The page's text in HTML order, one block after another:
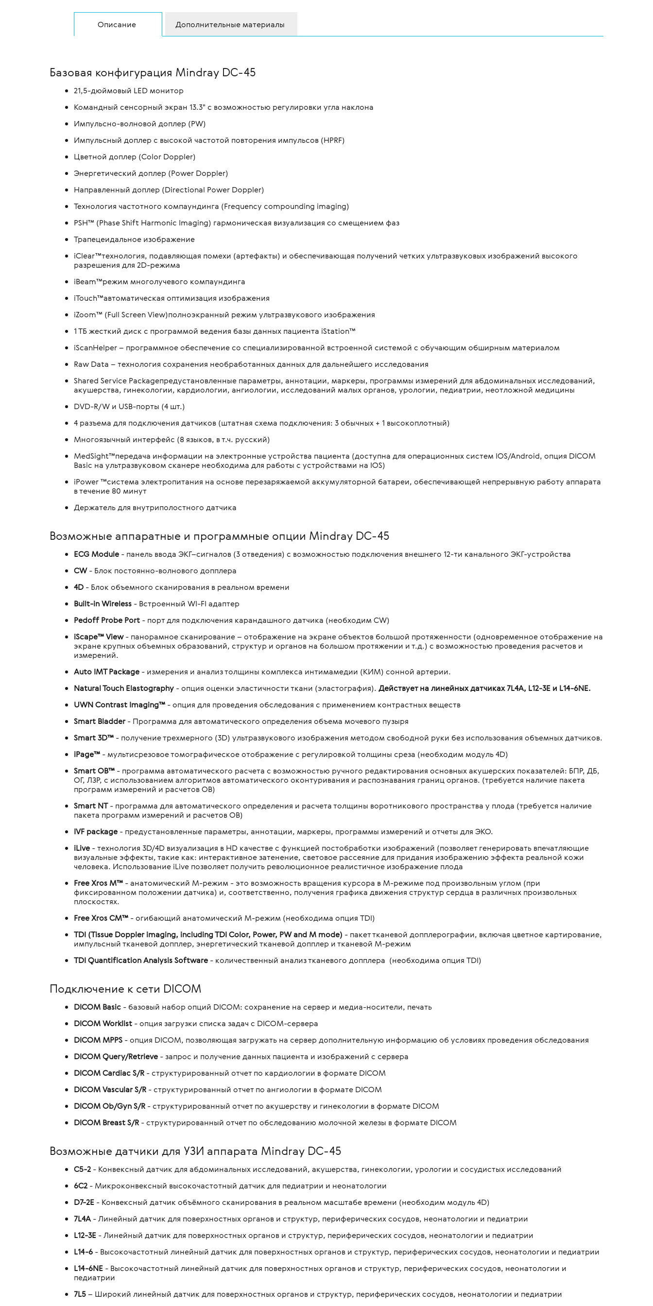
Описание Дополнительные материалы
Базовая конфигурация Mindray DC-45
21,5-дюймовый LED монитор
Командный сенсорный экран 13.3" с возможностью регулировки угла наклона
Импульсно-волновой доплер (PW)
Импульсный доплер с высокой частотой повторения импульсов (HPRF)
Цветной доплер (Color Doppler)
Энергетический доплер (Power Doppler)
Направленный доплер (Directional Power Doppler)
Технология частотного компаундинга (Frequency compounding imaging)
PSH™ (Phase Shift Harmonic Imaging) гармоническая визуализация со смещением фаз
Трапецеидальное изображение
iClear™технология, подавляющая помехи (артефакты) и обеспечивающая получений четких ультразвуковых изображений высокого
разрешения для 2D-режима
iBeam™режим многолучевого компаундинга
iTouch™автоматическая оптимизация изображения
iZoom™ (Full Screen View)полноэкранный режим ультразвукового изображения
1 ТБ жесткий диск с программой ведения базы данных пациента iStation™
iScanHelper – программное обеспечение со специализированной встроенной системой с обучающим обширным материалом
Raw Data – технология сохранения необработанных данных для дальнейшего исследования
Shared Service Packageпредустановленные параметры, аннотации, маркеры, программы измерений для абдоминальных исследований,
акушерства, гинекологии, кардиологии, ангиологии, исследований малых органов, урологии, педиатрии, неотложной медицины
DVD-R/W и USB-порты (4 шт.)
4 разъема для подключения датчиков (штатная схема подключения: 3 обычных + 1 высокоплотный)
Многоязычный интерфейс (8 языков, в т.ч. русский)
MedSight™передача информации на электронные устройства пациента (доступна для операционных систем IOS/Android, опция DICOM
Вasic на ультразвуковом сканере необходима для работы с устройствами на IOS)
iPower ™система электропитания на основе перезаряжаемой аккумуляторной батареи, обеспечивающей непрерывную работу аппарата
в течение 80 минут
Держатель для внутриполостного датчика
Возможные аппаратные и программные опции Mindray DC-45
ECG Module - панель ввода ЭКГ–сигналов (3 отведения) с возможностью подключения внешнего 12-ти канального ЭКГ-устройства
CW- Блок постоянно-волнового допплера
4D - Блок объемного сканирования в реальном времени
Built-in Wireless - Встроенный WI-FI адаптер
Pedoff Probe Port - порт для подключения карандашного датчика (необходим CW)
iScape™ View- панорамное сканирование – отображение на экране объектов большой протяженности (одновременное отображение на
экране крупных объемных образований, структур и органов на большом протяжении и т.д.) с возможностью проведения расчетов и
измерений.
Auto IMT Package - измерения и анализ толщины комплекса интимамедии (КИМ) сонной артерии.
Natural Touch Elastography - опция оценки эластичности ткани (эластография). Действует на линейных датчиках 7L4A, L12-3E и L14-6NE.
UWN Contrast Imaging™ - опция для проведения обследования с применением контрастных веществ
Smart Bladder- Программа для автоматического определения объема мочевого пузыря
Smart 3D™ - получение трехмерного (3D) ультразвукового изображения методом свободной руки без использования объемных датчиков.
iPage™ - мультисрезовое томографическое отображение с регулировкой толщины среза (необходим модуль 4D)
Smart OB™ - программа автоматического расчета с возможностью ручного редактирования основных акушерских показателей: БПР, ДБ,
ОГ, ЛЗР, с использованием алгоритмов автоматического оконтуривания и распознавания границ органов. (требуется наличие пакета
программ измерений и расчетов OB)
Smart NT- программа для автоматического определения и расчета толщины воротникового пространства у плода (требуется наличие
пакета программ измерений и расчетов OB)
IVF package - предустановленные параметры, аннотации, маркеры, программы измерений и отчеты для ЭКО.
iLive - технология 3D/4D визуализация в HD качестве с функцией постобработки изображений (позволяет генерировать впечатляющие
визуальные эффекты, такие как: интерактивное затенение, световое рассеяние для придания изображению эффекта реальной кожи
человека. Использование iLive позволяет получить революционное реалистичное изображение плода
Free Xros M™ - анатомический М-режим - это возможность вращения курсора в М-режиме под произвольным углом (при
фиксированном положении датчика) и, соответственно, получения графика движения структур сердца в различных произвольных
плоскостях.
Free Xros CM™ - огибающий анатомический М-режим (необходима опция TDI)
TDI (Tissue Doppler imaging, including TDI Color, Power, PW and M mode) - пакет тканевой допплерографии, включая цветное картирование,
импульсный тканевой допплер, энергетический тканевой допплер и тканевой М-режим
TDI Quantification Analysis Software - количественный анализ тканевого допплера (необходима опция TDI)
Подключение к сети DICOM
DICOM Basic - базовый набор опций DICOM: сохранение на сервер и медиа-носители, печать
DICOM Worklist - опция загрузки списка задач с DICOM-сервера
DICOM MPPS - опция DICOM, позволяющая загружать на сервер дополнительную информацию об условиях проведения обследования
DICOM Query/Retrieve - запрос и получение данных пациента и изображений с сервера
DICOM Cardiac S/R - структурированный отчет по кардиологии в формате DICOM
DICOM Vascular S/R - структурированный отчет по ангиологии в формате DICOM
DICOM Ob/Gyn S/R - структурированный отчет по акушерству и гинекологии в формате DICOM
DICOM Breast S/R - структурированный отчет по обследованию молочной железы в формате DICOM
Возможные датчики для УЗИ аппарата Mindray DC-45
C5-2 - Конвексный датчик для абдоминальных исследований, акушерства, гинекологии, урологии и сосудистых исследований
6C2 - Микроконвексный высокочастотный датчик для педиатрии и неонатологии
D7-2E - Конвексный датчик объёмного сканирования в реальном масштабе времени (необходим модуль 4D)
7L4A- Линейный датчик для поверхностных органов и структур, периферических сосудов, неонатологии и педиатрии
L12-3E - Линейный датчик для поверхностных органов и структур, периферических сосудов, неонатологии и педиатрии
L14-6 - Высокочастотный линейный датчик для поверхностных органов и структур, периферических сосудов, неонатологии и педиатрии
L14-6NE - Высокочастотный линейный датчик для поверхностных органов и структур, периферических сосудов, неонатологии и
педиатрии
7L5– Широкий линейный датчик для поверхностных органов и структур, периферических сосудов, неонатологии и педиатрии